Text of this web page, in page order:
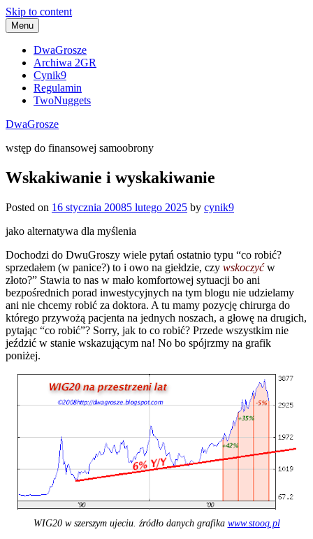
Skip to content
Menu
DwaGrosze
Archiwa 2GR
Cynik9
Regulamin
TwoNuggets
DwaGrosze
wstęp do finansowej samoobrony
Wskakiwanie i wyskakiwanie
Posted on 16 stycznia 20085 lutego 2025 by cynik9
jako alternatywa dla myślenia
Dochodzi do DwuGroszy wiele pytań ostatnio typu “co robić?
sprzedałem (w panice?) to i owo na giełdzie, czy wskoczyćw
złoto?” Stawia to nas w mało komfortowej sytuacji bo ani
bezpośrednich porad inwestycyjnych na tym blogu nie udzielamy
ani nie chcemy robić za doktora. A tu mamy pozycję chirurga do
którego przywożą pacjenta na jednych noszach, a głowę na drugich,
pytając “co robić”? Sorry, jak to co robić? Przede wszystkim nie
jeździć w stanie wskazującym na! No bo spójrzmy na grafik
poniżej.
WIG20 w szerszym ujeciu. źródło danych grafika www.stooq.pl